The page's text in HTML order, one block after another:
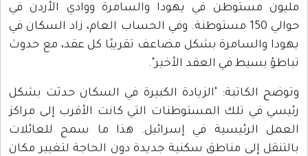
مليون مستوطن في يهودا والسامرة ووادي الأردن في
حوالي 150 مستوطنة. وفي الحساب العام، زاد السكان في
يهودا والسامرة بشكل مضاعف تقريبًا كل عقد، مع حدوث
تباطؤ بسيط في العقد الأخير".
وتوضح الكاتبة: "الزيادة الكبيرة في السكان حدثت بشكل
رئيسي في تلك المستوطنات التي كانت الأقرب إلى مراكز
العمل الرئيسية في إسرائيل. هذا ما سمح للعائلات
بالتنقل إلى مناطق سكنية جديدة دون الحاجة لتغيير مكان